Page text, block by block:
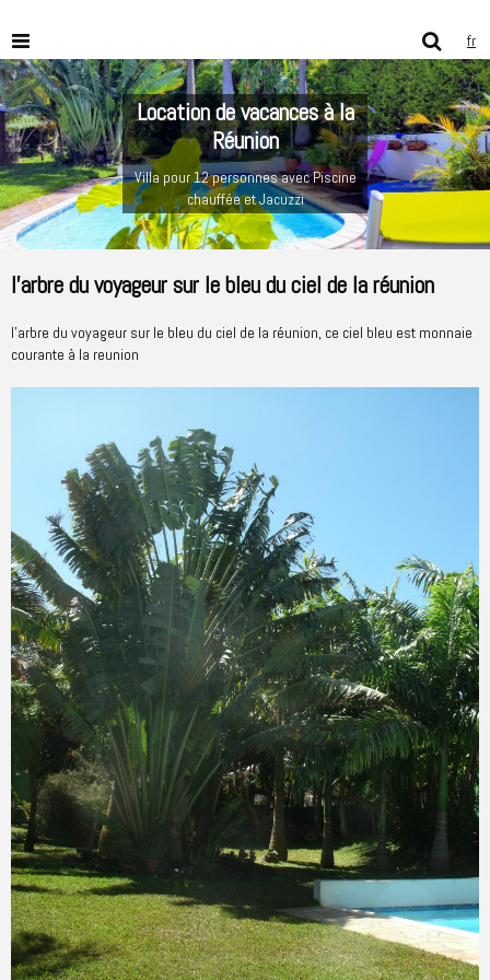
fr
Location de vacances à la
Réunion
Villa pour 12 personnes avec Piscine
chauffée et Jacuzzi
l'arbre du voyageur sur le bleu du ciel de la réunion
l'arbre du voyageur sur le bleu du ciel de la réunion, ce ciel bleu est monnaie
courante à la reunion